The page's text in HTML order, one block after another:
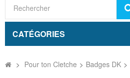
CATÉGORIES
> Pour ton Cletche > Badges DK >